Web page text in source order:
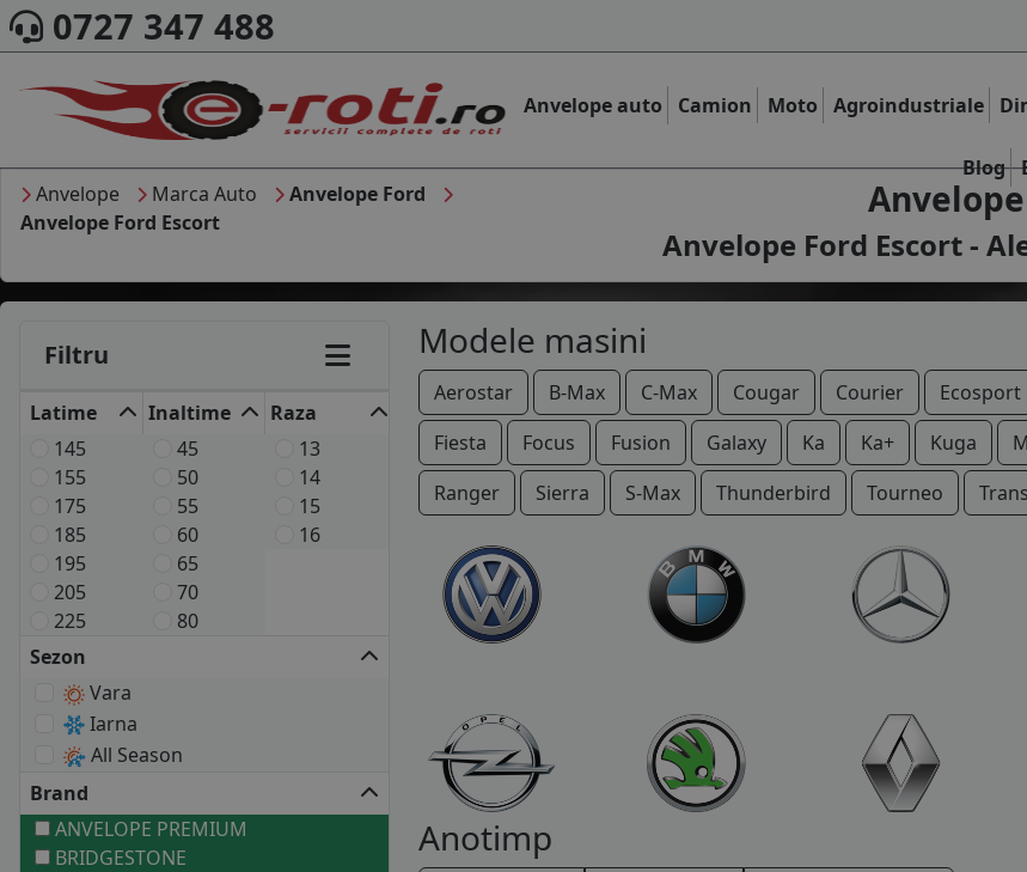
0727 347 488
Anvelope auto Camion Moto Agroindustriale
Blog
Anvelope Marca Auto
Anvelope Ford
Anvelope Ford Escort
Anvelope Ford Escort -
Filtru
Latime
145
155
175
185
195
205
225
Inaltime
45
50
55
60
65
70
80
Raza
13
14
15
16
Sezon
Vara
Iarna
All Season
Brand
ANVELOPE PREMIUM
BRIDGESTONE
Modele masini
Aerostar B-Max C-Max Cougar Courier Ecosport
Fiesta
Focus Fusion Galaxy Ka Ka+ Kuga
Ranger
Sierra S-Max Thunderbird Tourneo
Anotimp